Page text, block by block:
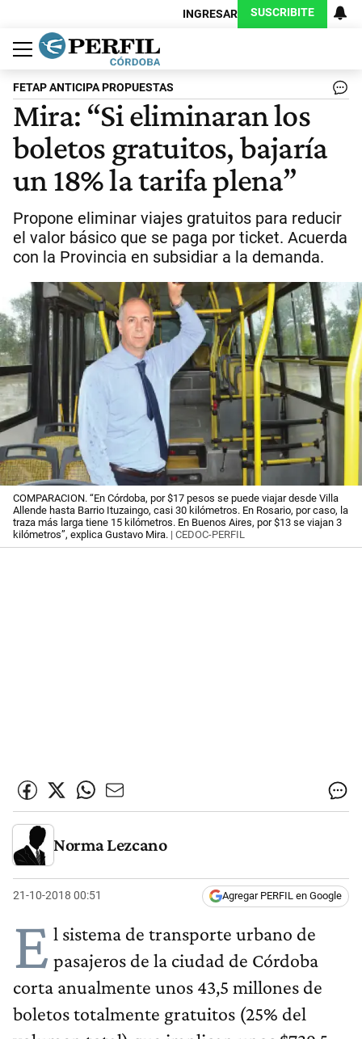
INGRESAR SUSCRIBITE
Política
Economía
Judiciales
Sociedad
Cultura
Espectáculos
Deportes
Protagonistas
FETAP ANTICIPA PROPUESTAS
Mira: “Si eliminaran los
boletos gratuitos, bajaría
un 18% la tarifa plena”
Propone eliminar viajes gratuitos para reducir
el valor básico que se paga por ticket. Acuerda
con la Provincia en subsidiar a la demanda.
COMPARACION. “En Córdoba, por $17 pesos se puede viajar desde Villa
Allende hasta Barrio Ituzaingo, casi 30 kilómetros. En Rosario, por caso, la
traza más larga tiene 15 kilómetros. En Buenos Aires, por $13 se viajan 3
kilómetros”, explica Gustavo Mira. | CEDOC-PERFIL
Norma Lezcano
21-10-2018 00:51 Agregar PERFIL en Google
E l sistema de transporte urbano de
pasajeros de la ciudad de Córdoba
corta anualmente unos 43,5 millones de
boletos totalmente gratuitos (25% del